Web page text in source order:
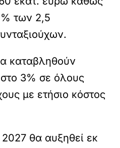
των 2,5
καταβληθούν
3% σε όλους
με ετήσιο κόστος
θα αυξηθεί εκ